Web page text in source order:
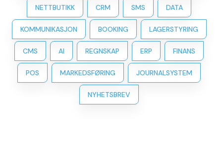
NETTBUTIKK CRM SMS DATA
KOMMUNIKASJON BOOKING LAGERSTYRING
CMS AI REGNSKAP ERP FINANS
POS MARKEDSFØRING JOURNALSYSTEM
NYHETSBREV